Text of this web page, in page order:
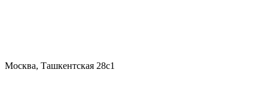
Москва, Ташкентская 28с1